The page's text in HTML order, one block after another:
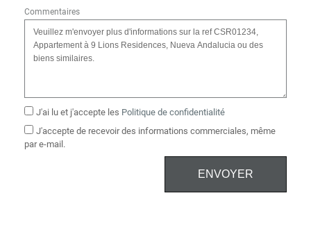
Commentaires
J'ai lu et j'accepte les Politique de confidentialité
J'accepte de recevoir des informations commerciales, même
par e-mail.
ENVOYER